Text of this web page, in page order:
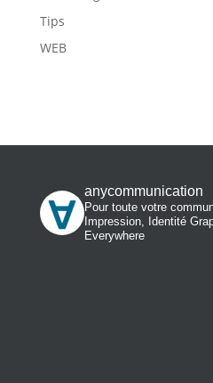
Tips
WEB
anycommunication
Pour toute votre
Impression, Identité
Everywhere